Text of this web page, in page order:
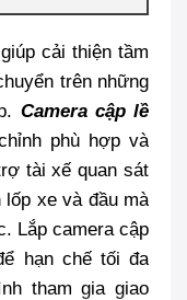
cải thiện tầm
trên những
Camera cập lề
phù hợp và
tài xế quan sát
xe và đầu mà
Lắp camera cập
hạn chế tối đa
tham gia giao